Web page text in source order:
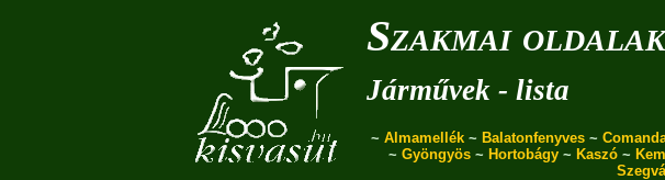
Szakmai oldalak
Járművek - lista
~ Almamellék~ Balatonfenyves~
~ Gyöngyös~ Hortobágy~ Kaszó~